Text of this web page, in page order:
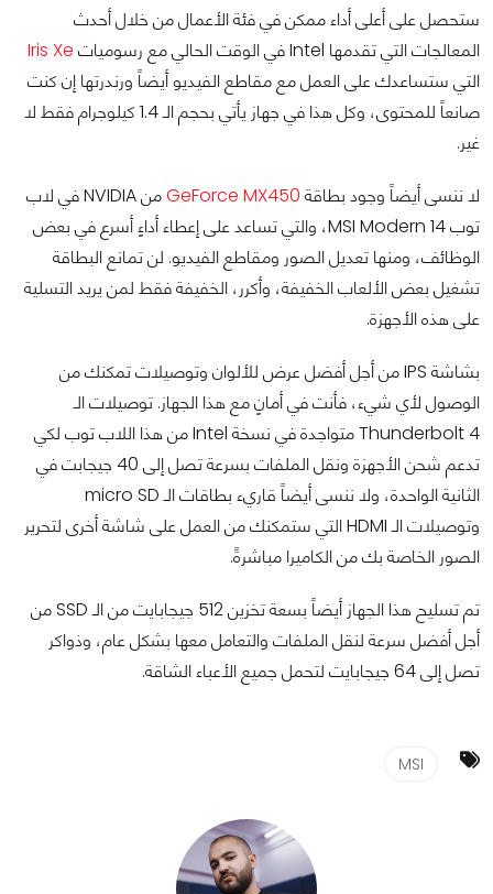
ستحصل على أعلى أداء ممكن في فئة الأعمال من خلال أحدث
المعالجات التي تقدمها Intel في الوقت الحالي مع رسوميات
التي ستساعدك على العمل مع مقاطع الفيديو أيضاً ورندرتها إن كنت
صانعاً للمحتوى، وكل هذا في جهاز يأتي بحجم الـ 1.4 كيلوجرام فقط لا
غير.
لا ننسى أيضاً وجود بطاقة GeForce MX450
من NVIDIA في لاب
توب MSI Modern 14، والتي تساعد على إعطاء أداءٍ أسرع في بعض
الوظائف، ومنها تعديل الصور ومقاطع الفيديو. لن تمانع البطاقة
تشغيل بعض الألعاب الخفيفة، وأكرر، الخفيفة فقط لمن يريد التسلية
على هذه الأجهزة.
بشاشة IPS من أجل أفضل عرض للألوان وتوصيلات تمكنك من
الوصول لأي شيء، فأنت في أمانٍ مع هذا الجهاز. توصيلات الـ
Thunderbolt 4 متواجدة في نسخة Intel من هذا اللاب توب لكي
تدعم شحن الأجهزة ونقل الملفات بسرعة تصل إلى 40 جيجابت في
الثانية الواحدة، ولا ننسى أيضاً قاريء بطاقات الـ micro SD
وتوصيلات الـ HDMI التي ستمكنك من العمل على شاشة أخرى لتحرير
الصور الخاصة بك من الكاميرا مباشرةً.
تم تسليح هذا الجهاز أيضاً بسعة تخزين 512 جيجابايت من الـ SSD من
أجل أفضل سرعة لنقل الملفات والتعامل معها بشكل عام، وذواكر
تصل إلى 64 جيجابايت لتحمل جميع الأعباء الشاقة.
MSI